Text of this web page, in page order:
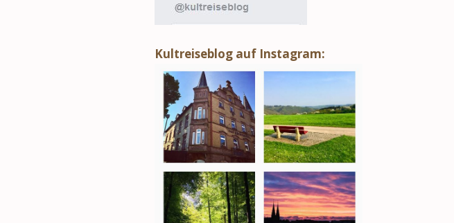
Kultreiseblog auf Instagram: